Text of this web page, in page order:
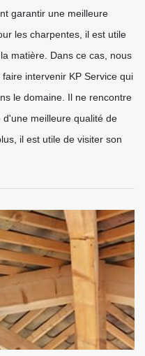
garantir une meilleure
les charpentes, il est utile
matière. Dans ce cas, nous
intervenir KP Service qui
le domaine. Il ne rencontre
meilleure qualité de
il est utile de visiter son